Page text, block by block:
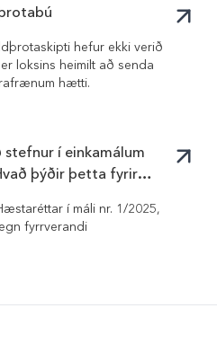
hefur ekki verið
loksins heimilt að senda
hætti.
í einkamálum
þýðir þetta fyrir
í máli nr. 1/2025,
fyrrverandi